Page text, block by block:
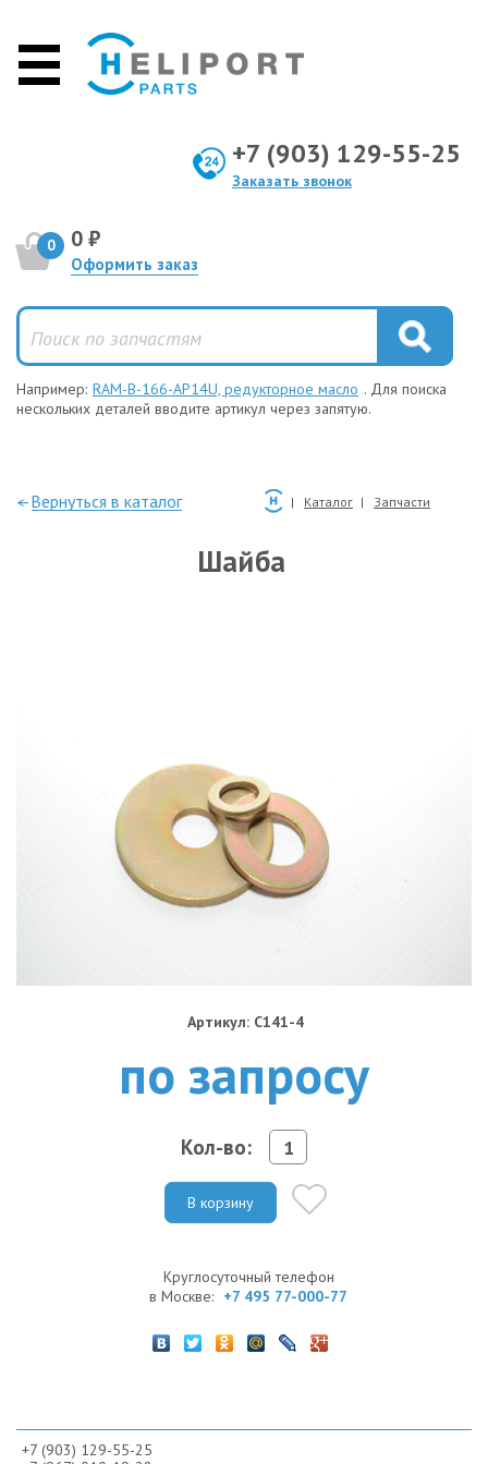
+7 (903) 129-55-25
Заказать звонок
0 0 ₽
Оформить заказ
Например: RAM-B-166-AP14U, редукторное масло . Для поиска
нескольких деталей вводите артикул через запятую.
—Вернуться в каталог Каталог Запчасти
Шайба
Артикул: C141-4
по запросу
Кол-во:
В корзину
Круглосуточный телефон
в Москве: +7 495 77-000-77
+7 (903) 129-55-25